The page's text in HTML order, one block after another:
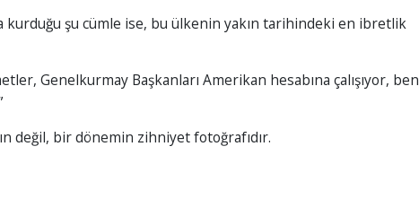
kurduğu şu cümle ise, bu ülkenin yakın tarihindeki en ibretlik
Genelkurmay Başkanları Amerikan hesabına çalışıyor, ben
değil, bir dönemin zihniyet fotoğrafıdır.